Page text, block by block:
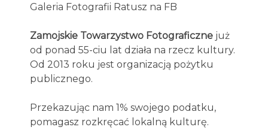
Galeria Fotografii Ratusz na FB
Zamojskie Towarzystwo Fotograficzne już
od ponad 55-ciu lat działa na rzecz kultury.
Od 2013 roku jest organizacją pożytku
publicznego.
Przekazując nam 1% swojego podatku,
pomagasz rozkręcać lokalną kulturę.